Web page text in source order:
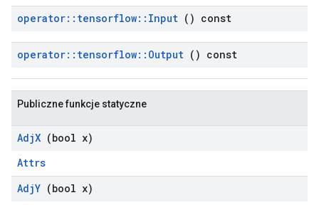
operator:: tensorflow:: Input () const
operator:: tensorflow:: Output () const
Publiczne funkcje statyczne
AdjX (bool x)
Attrs
AdjY (bool x)